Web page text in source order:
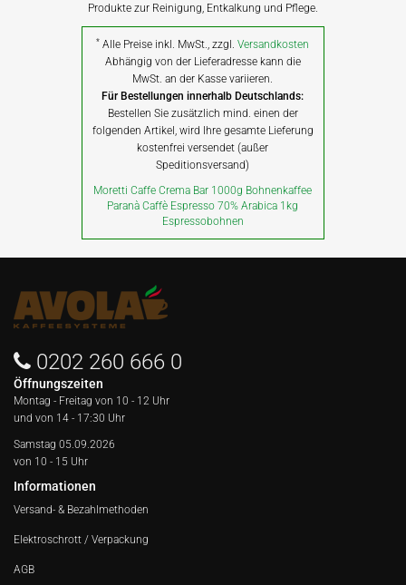
Produkte zur Reinigung, Entkalkung und Pflege.
* Alle Preise inkl. MwSt., zzgl.Versandkosten
Abhängig von der Lieferadresse kann die
MwSt. an der Kasse variieren.
Für Bestellungen innerhalb Deutschlands:
Bestellen Sie zusätzlich mind. einen der
folgenden Artikel, wird Ihre gesamte Lieferung
kostenfrei versendet (außer
Speditionsversand)
Moretti Caffe Crema Bar 1000g Bohnenkaffee
Paranà Caffè Espresso 70% Arabica 1kg
Espressobohnen
0202 260 666 0
Öffnungszeiten
Montag - Freitag von 10 - 12 Uhr
und von 14 - 17:30 Uhr
Samstag 05.09.2026
von 10 - 15 Uhr
Informationen
Versand- & Bezahlmethoden
Elektroschrott / Verpackung
AGB